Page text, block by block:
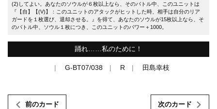
(2)してよい。あなたのソウルが６枚以上なら、そのバトル中、このユニットは
『【自】【(V)】：このユニットのアタックがヒットした時、相手は自分のリア
ガードを１枚選び、退却させる。』を得て、あなたのソウルが15枚以上なら、そ
のバトル中、ソウル１枚につき、このユニットのパワー＋1000。
踊れ……私のために！
G-BT07/038 R 田島幸枝
前のカード 次のカード